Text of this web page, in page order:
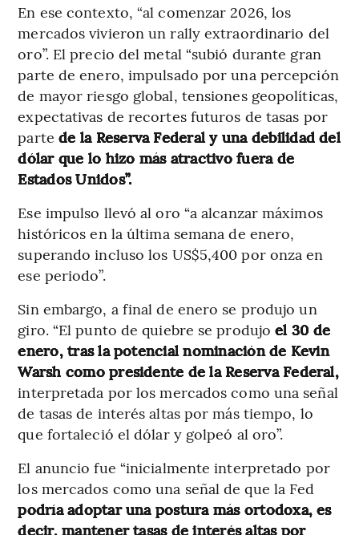
En ese contexto, “al comenzar 2026, los
mercados vivieron un rally extraordinario del
oro”. El precio del metal “subió durante gran
parte de enero, impulsado por una percepción
de mayor riesgo global, tensiones geopolíticas,
expectativas de recortes futuros de tasas por
parte de la Reserva Federal y una debilidad del
dólar que lo hizo más atractivo fuera de
Estados Unidos”.
Ese impulso llevó al oro “a alcanzar máximos
históricos en la última semana de enero,
superando incluso los US$5,400 por onza en
ese periodo”.
Sin embargo, a final de enero se produjo un
giro. “El punto de quiebre se produjoel 30 de
enero, tras la potencial nominación de Kevin
Warsh como presidente de la Reserva Federal,
interpretada por los mercados como una señal
de tasas de interés altas por más tiempo, lo
que fortaleció el dólar y golpeó al oro”.
El anuncio fue “inicialmente interpretado por
los mercados como una señal de que la Fed
podría adoptar una postura más ortodoxa, es
decir, mantener tasas de interés altas por